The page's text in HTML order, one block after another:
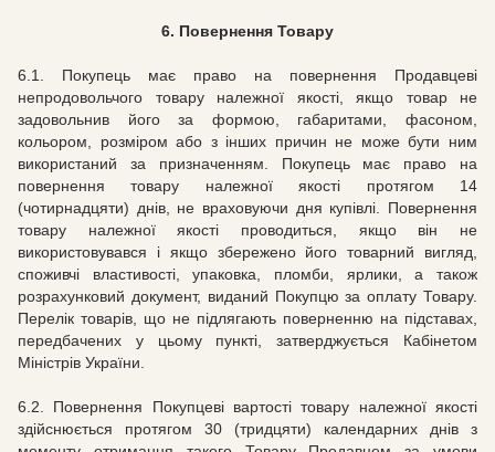
6. Повернення Товару
6.1. Покупець має право на повернення Продавцеві
непродовольчого товару належної якості, якщо товар не
задовольнив його за формою, габаритами, фасоном,
кольором, розміром або з інших причин не може бути ним
використаний за призначенням. Покупець має право на
повернення товару належної якості протягом 14
(чотирнадцяти) днів, не враховуючи дня купівлі. Повернення
товару належної якості проводиться, якщо він не
використовувався і якщо збережено його товарний вигляд,
споживчі властивості, упаковка, пломби, ярлики, а також
розрахунковий документ, виданий Покупцю за оплату Товару.
Перелік товарів, що не підлягають поверненню на підставах,
передбачених у цьому пункті, затверджується Кабінетом
Міністрів України.
6.2. Повернення Покупцеві вартості товару належної якості
здійснюється протягом 30 (тридцяти) календарних днів з